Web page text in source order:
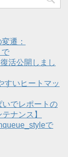
遷：
で
活公開しまし
すいヒートマッ
いでレポートの
ナンス】
で